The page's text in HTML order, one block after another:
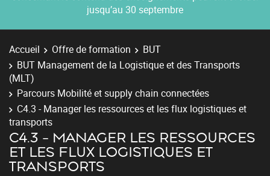
jusqu’au 30 septembre
Accueil Offre de formation
BUT
BUT Management de la Logistique et des Transports
(MLT)
Parcours Mobilité et supply chain connectées
C4.3 - Manager les ressources et les flux logistiques et
transports
C4.3 - MANAGER LES RESSOURCES
ET LES FLUX LOGISTIQUES ET
TRANSPORTS